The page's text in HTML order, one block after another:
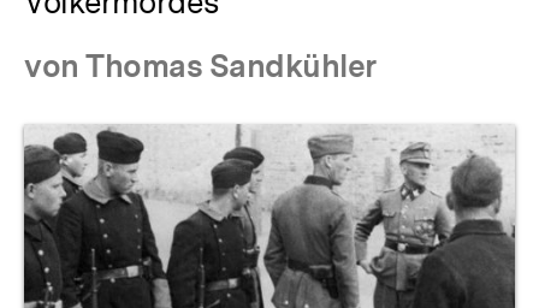
von Thomas Sandkühler
Produktvorschau